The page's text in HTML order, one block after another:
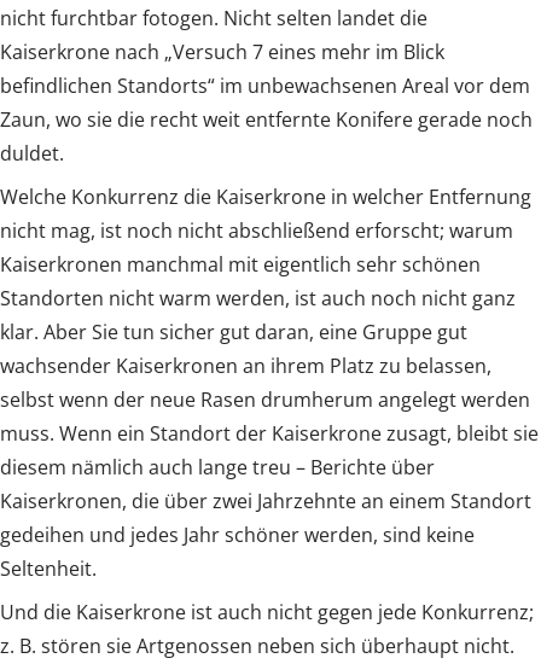
nicht furchtbar fotogen. Nicht selten landet die
Kaiserkrone nach „Versuch 7 eines mehr im Blick
befindlichen Standorts“ im unbewachsenen Areal vor dem
Zaun, wo sie die recht weit entfernte Konifere gerade noch
duldet.
Welche Konkurrenz die Kaiserkrone in welcher Entfernung
nicht mag, ist noch nicht abschließend erforscht; warum
Kaiserkronen manchmal mit eigentlich sehr schönen
Standorten nicht warm werden, ist auch noch nicht ganz
klar. Aber Sie tun sicher gut daran, eine Gruppe gut
wachsender Kaiserkronen an ihrem Platz zu belassen,
selbst wenn der neue Rasen drumherum angelegt werden
muss. Wenn ein Standort der Kaiserkrone zusagt, bleibt sie
diesem nämlich auch lange treu – Berichte über
Kaiserkronen, die über zwei Jahrzehnte an einem Standort
gedeihen und jedes Jahr schöner werden, sind keine
Seltenheit.
Und die Kaiserkrone ist auch nicht gegen jede Konkurrenz;
z. B. stören sie Artgenossen neben sich überhaupt nicht.